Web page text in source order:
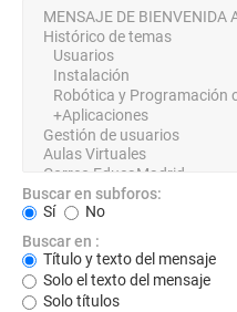
Buscar en subforos:
Sí
No
Buscar en :
Título y texto del mensaje
Solo el texto del mensaje
Solo títulos